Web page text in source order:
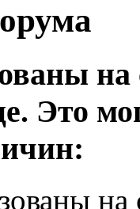
на
Это
на